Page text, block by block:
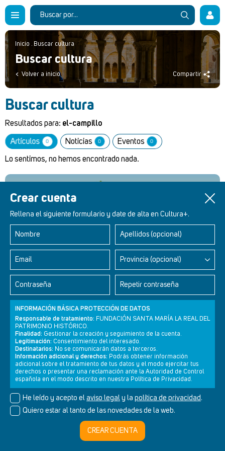
Crear cuenta
Rellena el siguiente formulario y date de alta en Cultura+.
Nombre Apellidos (opcional)
Email Provincia (opcional)
Contraseña Repetir contraseña
INFORMACIÓN BÁSICA PROTECCIÓN DE DATOS
Responsable de tratamiento: FUNDACIÓN SANTA MARÍA LA REAL DEL
PATRIMONIO HISTÓRICO.
Finalidad: Gestionar la creación y seguimiento de la cuenta.
Legitimación: Consentimiento del interesado.
Destinatarios: No se comunicarán datos a terceros.
Información adicional y derechos: Podrás obtener información
adicional sobre el tratamiento de tus datos y el modo ejercitar tus
derechos o presentar una reclamación ante la Autoridad de Control
española en el modo descrito en nuestra Política de Privacidad.
He leído y acepto el aviso legal y la política de privacidad.
Quiero estar al tanto de las novedades de la web.
CREAR CUENTA
Inicio . Buscar cultura
Buscar cultura
Volver a inicio Compartir
Buscar cultura
Resultados para: el-campillo
Artículos 0 Noticias 0 Eventos 0
Lo sentimos, no hemos encontrado nada.
Retablos Renacentistas Este de León
Newsletter Aviso legal Política de privacidad Política de cookies
© Cultura+ 2026. Todos los derechos reservados
Diseño web SGM